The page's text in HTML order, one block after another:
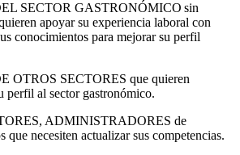
SECTOR GASTRONÓMICO sin
apoyar su experiencia laboral con
conocimientos para mejorar su perfil
OTROS SECTORES que quieren
perfil al sector gastronómico.
ADMINISTRADORES de
que necesiten actualizar sus competencias.